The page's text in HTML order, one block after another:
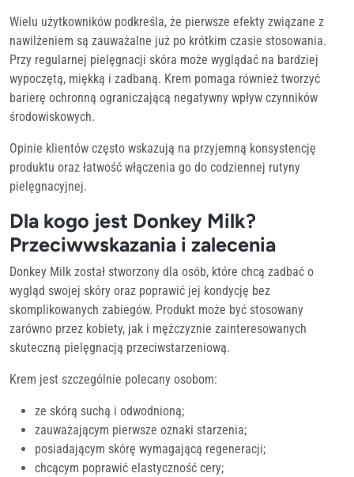
Wielu użytkowników podkreśla, że pierwsze efekty związane z
nawilżeniem są zauważalne już po krótkim czasie stosowania.
Przy regularnej pielęgnacji skóra może wyglądać na bardziej
wypoczętą, miękką i zadbaną. Krem pomaga również tworzyć
barierę ochronną ograniczającą negatywny wpływ czynników
środowiskowych.
Opinie klientów często wskazują na przyjemną konsystencję
produktu oraz łatwość włączenia go do codziennej rutyny
pielęgnacyjnej.
Dla kogo jest Donkey Milk?
Przeciwwskazania i zalecenia
Donkey Milk został stworzony dla osób, które chcą zadbać o
wygląd swojej skóry oraz poprawić jej kondycję bez
skomplikowanych zabiegów. Produkt może być stosowany
zarówno przez kobiety, jak i mężczyznie zainteresowanych
skuteczną pielęgnacją przeciwstarzeniową.
Krem jest szczególnie polecany osobom:
ze skórą suchą i odwodnioną;
zauważającym pierwsze oznaki starzenia;
posiadającym skórę wymagającą regeneracji;
chcącym poprawić elastyczność cery;